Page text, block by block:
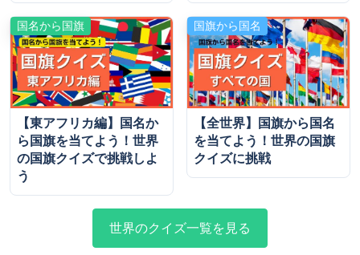
国名から国旗
【東アフリカ編】国名か
ら国旗を当てよう！世界
の国旗クイズで挑戦しよ
う
国旗から国名
【全世界】国旗から国名
を当てよう！世界の国旗
クイズに挑戦
世界のクイズ一覧を見る